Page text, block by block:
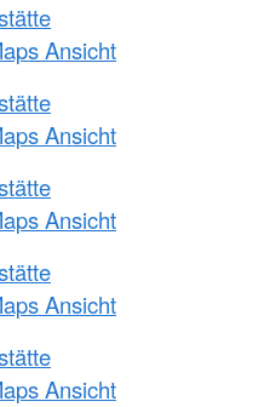
Ansicht
Ansicht
Ansicht
Ansicht
Ansicht